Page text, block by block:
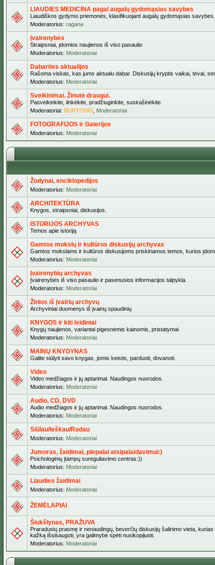
LIAUDIES MEDICINA pagal augalų gydomąsias savybes
Liaudiškos gydymo priemonės, klasifikuojant augalų gydomąsias
Moderatorius: ragana
Įvairenybės
Straipsniai, įdomios naujienos iš viso pasaulio
Moderatorius: Moderatoriai
Dabarties aktualijos
Rašoma viskas, kas jums aktualu dabar. Diskusijų kryptis vaikai, tėvai,
Moderatorius: Moderatoriai
Sveikinimai. Žinutė draugui.
Pasveikinkite, linkėkite, pradžiuginkite, susirašinėkite
Moderatoriai: BURTONIS Moderatoriai
FOTOGRAFIJOS ir Galerijos
Moderatorius: Moderatoriai
Žodynai, enciklopedijos
Moderatorius: Moderatoriai
ARCHITEKTŪRA
Knygos, straipsniai, diskusijos.
ISTORIJOS ARCHYVAS
Temos apie istoriją
Gamtos mokslų ir kultūros diskusijų archyvas
Gamtos mokslams ir kultūros diskusijoms priskiriamos temos, kurios
Moderatorius: Moderatoriai
Įvairenybių archyvas
Įvairenybės iš viso pasaulio ir pasenusios informacijos talpykla.
Moderatorius: Moderatoriai
Žinios iš įvairių archyvų
Archyviniai duomenys iš įvairių spaudinių
KNYGOS ir kiti leidiniai
Knygų naujienos, variantai pigesnėmis kainomis, pristatymai
Moderatorius: Moderatoriai
MAINŲ KNYGYNAS
Galite siūlyti savo knygas, jomis keistis, parduoti, dovanoti.
Video
Video medžiagos ir jų aptarimai. Naudingos nuorodos.
Moderatorius: Moderatoriai
Audio, CD, DVD
Audio medžiagos ir jų aptarimai. Naudingos nuorodos.
Moderatorius: Moderatoriai
Siūlau/Ieškau/Radau
Moderatorius: Moderatoriai
Jumoras, žaidimai, plepalai atsipalaidavimui:)
Psichologinių įtampų sureguliavimo centras:))
Moderatorius: Moderatoriai
Liaudies žaidimai
Moderatorius: Moderatoriai
ŽEMĖLAPIAI
Šiukšlynas, PRAŽUVA
Praradusių prasmę ir nenaudingų, beverčių diskusijų šalinimo vieta,
kažką išsisaugoti, yra galimybė spėti nusikopijuoti.
Moderatorius: Moderatoriai